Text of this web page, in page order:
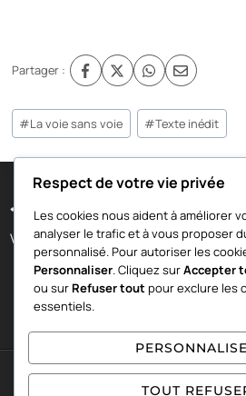
Partager :
Étiquettes
de
la
publication :
#La voie sans voie #Texte inédit
Navigation
de
l’article
PRÉCÉDENT
Vérité non conditionnée
© 2026 Denis Marie, La
Respect de votre vie privée
Les cookies nous aident à améliorer
analyser le trafic et à vous proposer
personnalisé. Pour autoriser les
Personnaliser. Cliquez surAccepter
ou surRefuser tout pour exclure les
essentiels.
TOUT